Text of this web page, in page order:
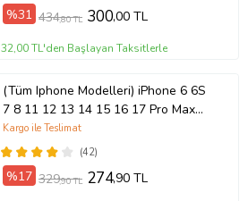
%31 434,80 TL 300,00 TL
32,00 TL'den Başlayan Taksitlerle
(Tüm Iphone Modelleri) iPhone 6 6S
7 8 11 12 13 14 15 16 17 Pro Max
Plus Mini Kişiye Özel Resimli
Fotoğraflı Kılıf(42)
Kargo ile Teslimat
%17 329,90 TL 274,90 TL